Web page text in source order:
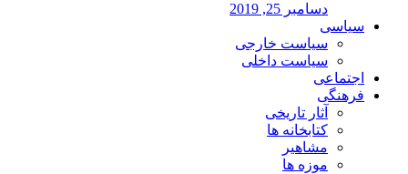
دسامبر 25, 2019
سیاسی
سیاست خارجی
سیاست داخلی
اجتماعی
فرهنگی
آثار تاریخی
کتابخانه ها
مشاهیر
موزه ها